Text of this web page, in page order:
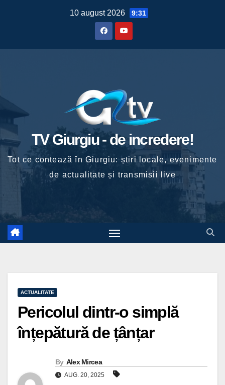
10 august 2026 9:31
TV Giurgiu - de incredere!
Tot ce contează în Giurgiu: știri locale, evenimente
de actualitate și transmisii live
ACTUALITATE
Pericolul dintr-o simplă
înțepătură de țânțar
By Alex Mircea
AUG. 20, 2025